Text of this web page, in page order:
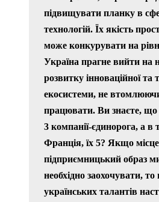
підвищувати планку в
технологій. Їх якість
може конкурувати на
Україна прагне вийти на
розвитку інноваційної та
екосистеми, не
працювати. Ви знаєте, що
3 компанії-єдинорога, а в
Франція, їх 5? Якщо
підприємницький образ
необхідно заохочувати, то
українських талантів